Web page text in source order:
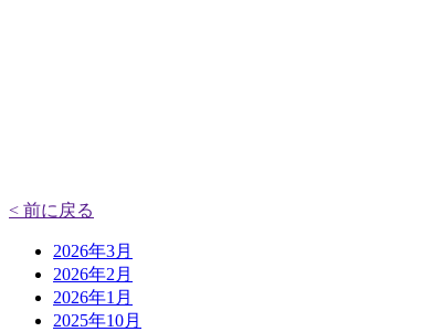
< 前に戻る
2026年3月
2026年2月
2026年1月
2025年10月